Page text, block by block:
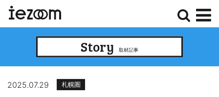
ュ
Story 取材記事
2025.07.29 札幌圏